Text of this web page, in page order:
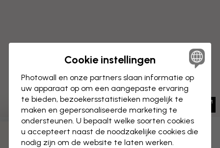
CANVAS Opslaan
Cookie instellingen
Photowall en onze partners slaan informatie op
uw apparaat op om een aangepaste ervaring
te bieden, bezoekersstatistieken mogelijk te
maken en gepersonaliseerde marketing te
ondersteunen. U bepaalt welke soorten cookies
u accepteert naast de noodzakelijke cookies die
nodig zijn om de website te laten werken.